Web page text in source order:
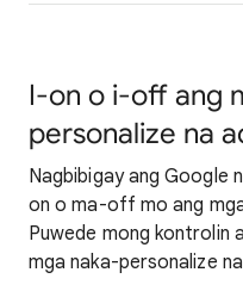
I-on o i-off ang
personalize na
Nagbibigay ang Google
on o ma-off mo ang
Puwede mong kontrolin
mga naka-personalize